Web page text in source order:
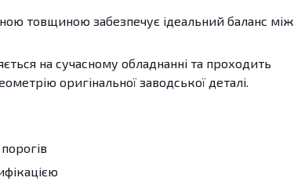
товщиною забезпечує ідеальний баланс між
на сучасному обладнанні та проходить
оригінальної заводської деталі.